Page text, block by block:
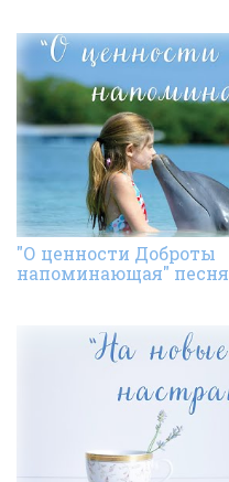
"О ценности Доброты
напоминающая" песня